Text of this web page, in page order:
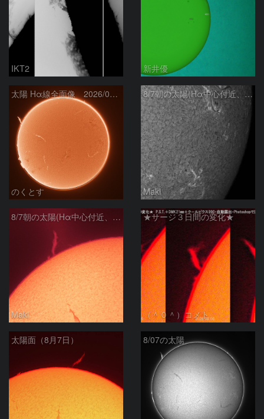
IKT2 新井優
太陽 Hα線全面像 2026/08/07
のくとす
8/7朝の太陽(Hα中心付近、4498、4502付近)
Maki
8/7朝の太陽(Hα中心付近、プロミネンス)
Maki
★サージ３日間の変化★
（＾０＾）コメト
太陽面（8月7日） 8/07の太陽